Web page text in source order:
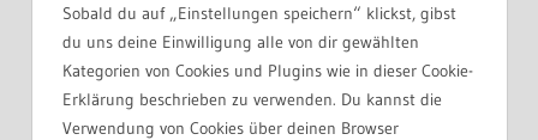
Sobald du auf „Einstellungen speichern“ klickst, gibst
du uns deine Einwilligung alle von dir gewählten
Kategorien von Cookies und Plugins wie in dieser Cookie-
Erklärung beschrieben zu verwenden. Du kannst die
Verwendung von Cookies über deinen Browser